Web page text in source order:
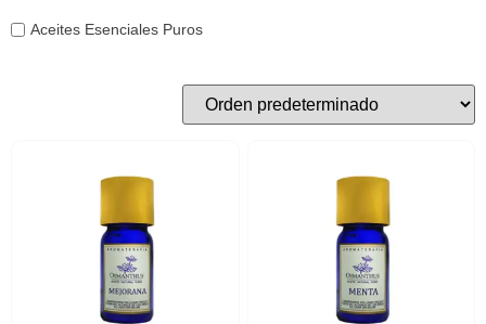
Aceites Esenciales Puros